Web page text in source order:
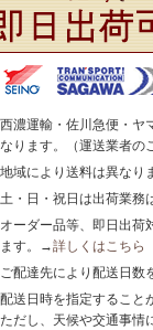
西濃運輸・佐川急便・ヤ
なります。（運送業者の
地域により送料は異なり
土・日・祝日は出荷業務
オーダー品等、即日出荷
ます。→詳しくはこちら
ご配達先により配送日数
配送日時を指定すること
ただし、天候や交通事情